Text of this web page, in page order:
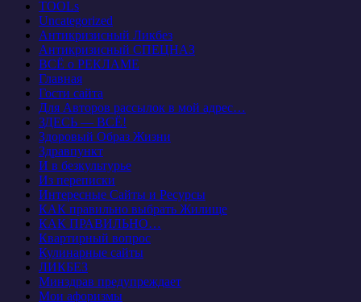
TOOLs
Uncategorized
Антикризисный Ликбез
Антикризисный СПЕЦНАЗ
ВСЁ о РЕКЛАМЕ
Главная
Гости сайта
Для Авторов рассылок в мой адрес…
ЗДЕСЬ — ВСЁ!
Здоровый Образ Жизни
Здравпункт
И в безкультурье
Из переписки
Интересные Сайты и Ресурсы
КАК правильно выбрать Жилище
КАК ПРАВИЛЬНО…
Квартирный вопрос
Кулинарные сайты
ЛИКБЕЗ
Минздрав предупреждает
Мои афоризмы